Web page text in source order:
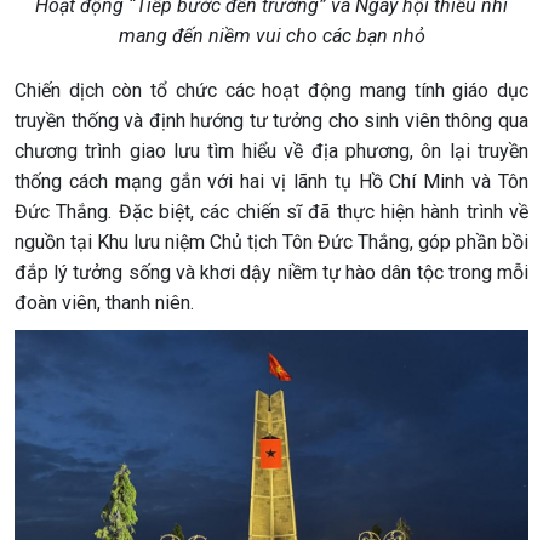
Hoạt động “Tiếp bước đến trường” và Ngày hội thiếu nhi
mang đến niềm vui cho các bạn nhỏ
Chiến dịch còn tổ chức các hoạt động mang tính giáo dục
truyền thống và định hướng tư tưởng cho sinh viên thông qua
chương trình giao lưu tìm hiểu về địa phương, ôn lại truyền
thống cách mạng gắn với hai vị lãnh tụ Hồ Chí Minh và Tôn
Đức Thắng. Đặc biệt, các chiến sĩ đã thực hiện hành trình về
nguồn tại Khu lưu niệm Chủ tịch Tôn Đức Thắng, góp phần bồi
đắp lý tưởng sống và khơi dậy niềm tự hào dân tộc trong mỗi
đoàn viên, thanh niên.